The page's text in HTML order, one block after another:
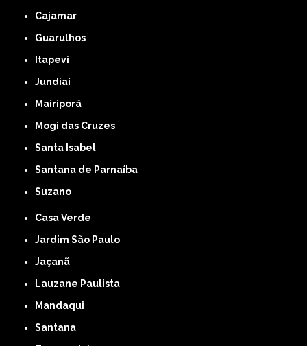
Cajamar
Guarulhos
Itapevi
Jundiaí
Mairiporã
Mogi das Cruzes
Santa Isabel
Santana de Parnaíba
Suzano
Casa Verde
Jardim São Paulo
Jaçanã
Lauzane Paulista
Mandaqui
Santana